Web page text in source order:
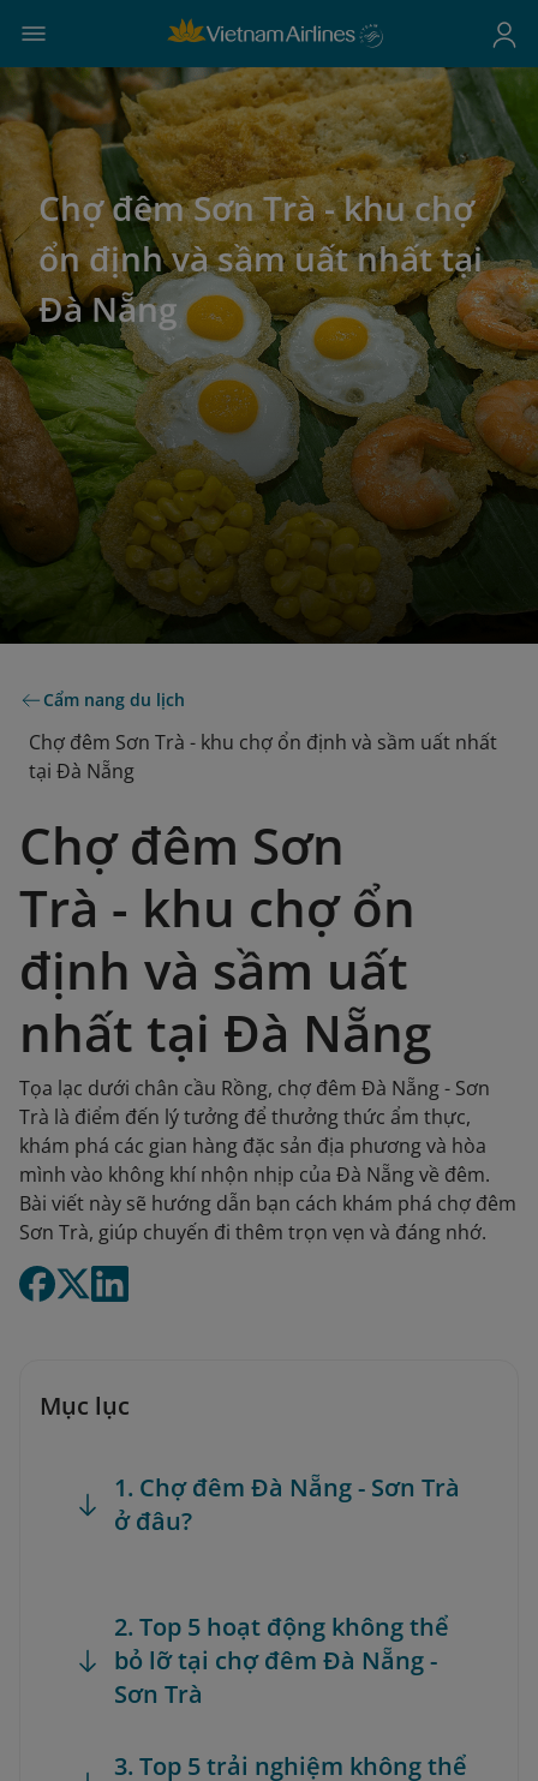
Chợ đêm Sơn Trà - khu chợ
ổn định và sầm uất nhất tại
Đà Nẵng
Cẩm nang du lịch
Chợ đêm Sơn Trà - khu chợ ổn định và sầm uất nhất
tại Đà Nẵng
Chợ đêm Sơn
Trà - khu chợ ổn
định và sầm uất
nhất tại Đà Nẵng
Tọa lạc dưới chân cầu Rồng, chợ đêm Đà Nẵng - Sơn
Trà là điểm đến lý tưởng để thưởng thức ẩm thực,
khám phá các gian hàng đặc sản địa phương và hòa
mình vào không khí nhộn nhịp của Đà Nẵng về đêm.
Bài viết này sẽ hướng dẫn bạn cách khám phá chợ đêm
Sơn Trà, giúp chuyến đi thêm trọn vẹn và đáng nhớ.
Mục lục
1. Chợ đêm Đà Nẵng - Sơn Trà
ở đâu?
2. Top 5 hoạt động không thể
bỏ lỡ tại chợ đêm Đà Nẵng -
Sơn Trà
3. Top 5 trải nghiệm không thể